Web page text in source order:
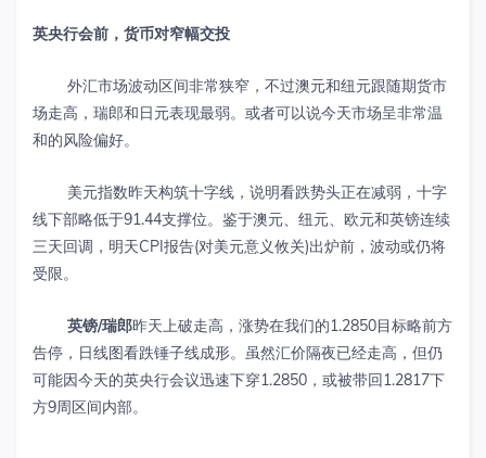
英央行会前，货币对窄幅交投
外汇市场波动区间非常狭窄，不过澳元和纽元跟随期货市
场走高，瑞郎和日元表现最弱。或者可以说今天市场呈非常温
和的风险偏好。
美元指数昨天构筑十字线，说明看跌势头正在减弱，十字
线下部略低于91.44支撑位。鉴于澳元、纽元、欧元和英镑连续
三天回调，明天CPI报告(对美元意义攸关)出炉前，波动或仍将
受限。
英镑/瑞郎昨天上破走高，涨势在我们的1.2850目标略前方
告停，日线图看跌锤子线成形。虽然汇价隔夜已经走高，但仍
可能因今天的英央行会议迅速下穿1.2850，或被带回1.2817下
方9周区间内部。